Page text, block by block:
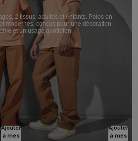
2 tissus, adultes et enfants. Polos en
modernes, conçus pour une décoration
et un usage quotidien.
Ajouter
à mes
Ajouter
à mes